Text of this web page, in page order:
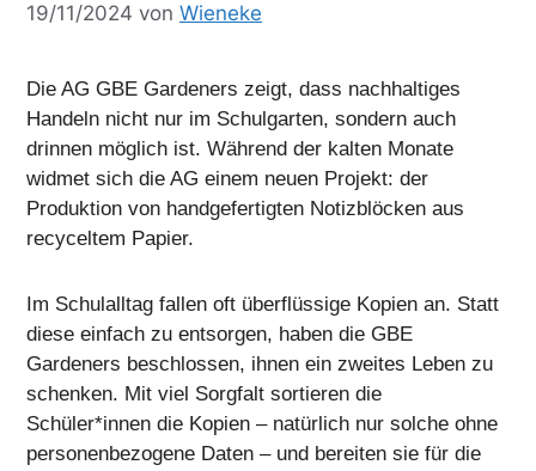
19/11/2024 von Wieneke
Die AG GBE Gardeners zeigt, dass nachhaltiges
Handeln nicht nur im Schulgarten, sondern auch
drinnen möglich ist. Während der kalten Monate
widmet sich die AG einem neuen Projekt: der
Produktion von handgefertigten Notizblöcken aus
recyceltem Papier.
Im Schulalltag fallen oft überflüssige Kopien an. Statt
diese einfach zu entsorgen, haben die GBE
Gardeners beschlossen, ihnen ein zweites Leben zu
schenken. Mit viel Sorgfalt sortieren die
Schüler*innen die Kopien – natürlich nur solche ohne
personenbezogene Daten – und bereiten sie für die